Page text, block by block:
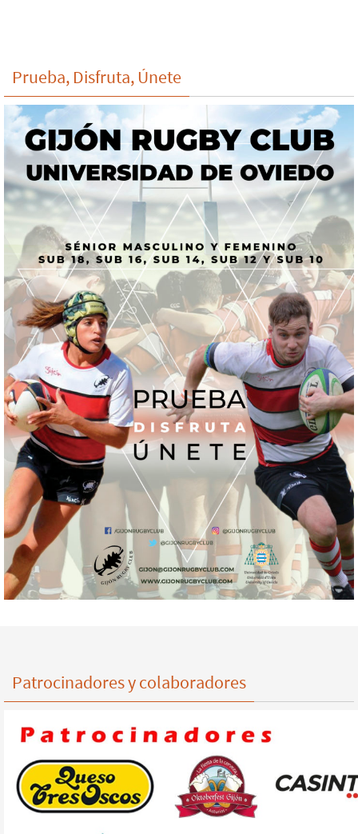
Prueba, Disfruta, Únete
Patrocinadores y colaboradores